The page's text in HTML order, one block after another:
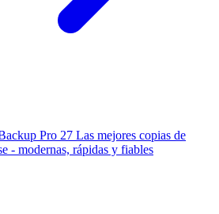
Pro 27 Las mejores copias de
- modernas, rápidas y fiables